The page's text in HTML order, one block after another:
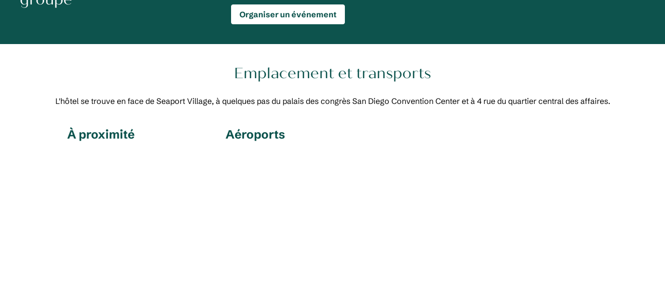
Organiser un événement
Emplacement et transports
L'hôtel se trouve en face de Seaport Village, à quelques pas du palais des congrès San Diego Convention Center et à 4 rue du quartier central des affaires.
À proximité Aéroports